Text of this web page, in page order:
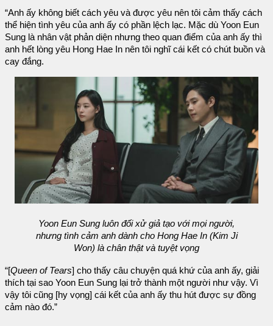
“Anh ấy không biết cách yêu và được yêu nên tôi cảm thấy cách
thể hiện tình yêu của anh ấy có phần lệch lạc. Mặc dù Yoon Eun
Sung là nhân vật phản diện nhưng theo quan điểm của anh ấy thì
anh hết lòng yêu Hong Hae In nên tôi nghĩ cái kết có chút buồn và
cay đắng.
Yoon Eun Sung luôn đối xử giả tạo với mọi người,
nhưng tình cảm anh dành cho Hong Hae In (Kim Ji
Won) là chân thật và tuyệt vọng
“[Queen of Tears] cho thấy câu chuyện quá khứ của anh ấy, giải
thích tại sao Yoon Eun Sung lại trở thành một người như vậy. Vì
vậy tôi cũng [hy vọng] cái kết của anh ấy thu hút được sự đồng
cảm nào đó.”